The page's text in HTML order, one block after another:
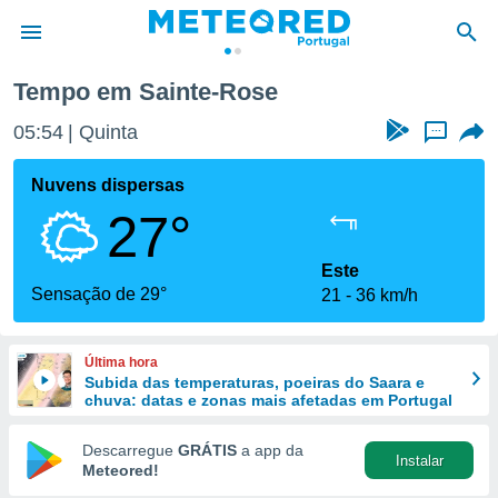
da
foi
fornecidas
a este
das
e
forma
digital
Tempo em Sainte-Rose
05:54 Quinta ...
Nuvens dispersas
27°
Sensação de 29°
Este
21
36 km/h
Última hora
Subida das temperaturas, poeiras do Saara e
chuva: datas e zonas mais afetadas em Portugal
Descarregue GRÁTIS a app da
Meteored!
Instalar